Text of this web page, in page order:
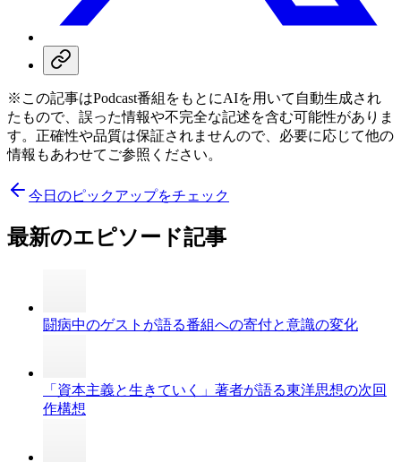
※この記事はPodcast番組をもとにAIを用いて自動生成され
たもので、誤った情報や不完全な記述を含む可能性がありま
す。正確性や品質は保証されませんので、必要に応じて他の
情報もあわせてご参照ください。
今日のピックアップをチェック
最新のエピソード記事
闘病中のゲストが語る番組への寄付と意識の変化
「資本主義と生きていく」著者が語る東洋思想の次回
作構想